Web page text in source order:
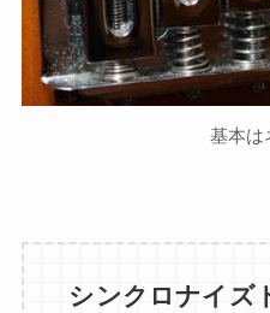
ームを動かします
カバーを外すと、
然で、テールピ
張られて音程が
す。
基本は
シンクロナイズ